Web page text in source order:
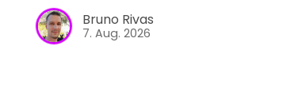
Bruno Rivas
7. Aug. 2026